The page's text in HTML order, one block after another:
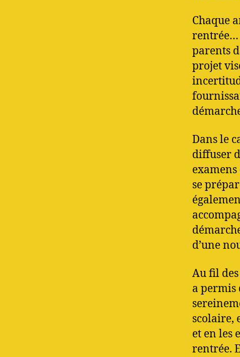
Chaque
rentrée…
parents
projet
Dans le
diffuser
se
d’une
Au fil
a permis
scolaire,
et en les
rentrée.